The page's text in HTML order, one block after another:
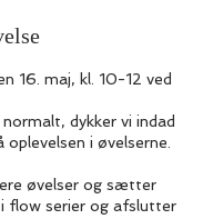
16. maj, kl. 10-12 ved
dykker vi indad
i øvelserne.
øvelser og sætter
flow serier og afslutter